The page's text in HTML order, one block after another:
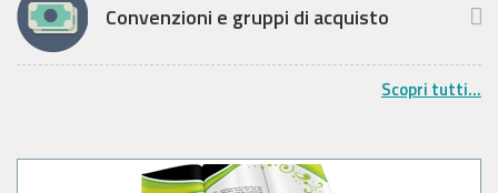
Convenzioni e gruppi di acquisto
Scopri tutti...